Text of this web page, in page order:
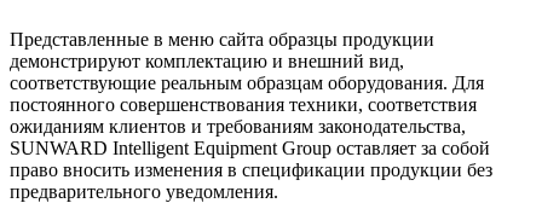
Представленные в меню сайта образцы продукции
демонстрируют комплектацию и внешний вид,
соответствующие реальным образцам оборудования. Для
постоянного совершенствования техники, соответствия
ожиданиям клиентов и требованиям законодательства,
SUNWARD Intelligent Equipment Group оставляет за собой
право вносить изменения в спецификации продукции без
предварительного уведомления.